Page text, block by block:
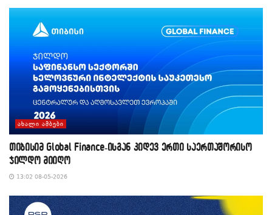
ᲐᲮᲐᲚᲘ ᲐᲛᲑᲔᲑᲘ
თიბისიმ Global Finance-ისგან კიდევ ერთი საერთაშორისო
ჯილდო მიიღო
13:02 08-05-2026